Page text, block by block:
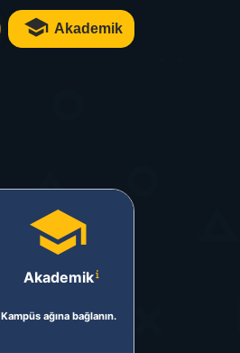
Akademik
Akademik
Kampüs ağına bağlanın.